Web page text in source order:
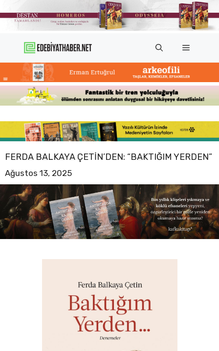
atla
Menü
FERDA BALKAYA ÇETIN’DEN: “BAKTIĞIM YERDEN”
Ağustos 13, 2025